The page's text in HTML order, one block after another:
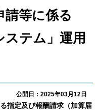
請等に係る
ステム」運用
公開日：2025年03月12日
指定及び報酬請求（加算届